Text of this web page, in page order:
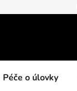
Péče o úlovky